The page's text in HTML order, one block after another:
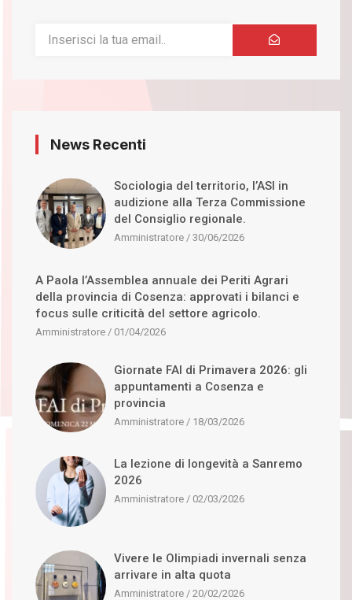
News Recenti
Sociologia del territorio, l’ASI in
audizione alla Terza Commissione
del Consiglio regionale.
Amministratore 30/06/2026
A Paola l’Assemblea annuale dei Periti Agrari
della provincia di Cosenza: approvati i bilanci e
focus sulle criticità del settore agricolo.
Amministratore 01/04/2026
Giornate FAI di Primavera 2026: gli
appuntamenti a Cosenza e
provincia
Amministratore 18/03/2026
La lezione di longevità a Sanremo
2026
Amministratore 02/03/2026
Vivere le Olimpiadi invernali senza
arrivare in alta quota
Amministratore 20/02/2026